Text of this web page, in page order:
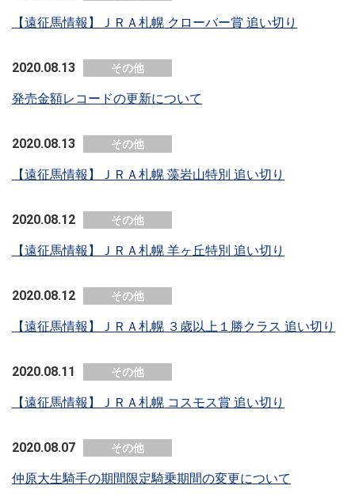
【遠征馬情報】ＪＲＡ札幌 クローバー賞 追い切り
2020.08.13 その他
発売金額レコードの更新について
2020.08.13 その他
【遠征馬情報】ＪＲＡ札幌 藻岩山特別 追い切り
2020.08.12 その他
【遠征馬情報】ＪＲＡ札幌 羊ヶ丘特別 追い切り
2020.08.12 その他
【遠征馬情報】ＪＲＡ札幌 ３歳以上１勝クラス 追い切り
2020.08.11 その他
【遠征馬情報】ＪＲＡ札幌 コスモス賞 追い切り
2020.08.07 その他
仲原大生騎手の期間限定騎乗期間の変更について